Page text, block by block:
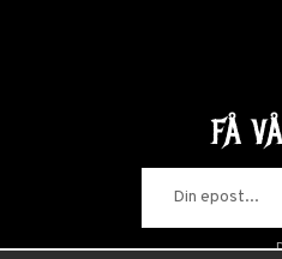
FÅ